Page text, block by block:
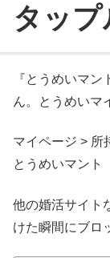
タッ
『とうめいマ
ん。とうめいマ
マイページ > 所
とうめいマント
他の婚活サイト
けた瞬間にブロ